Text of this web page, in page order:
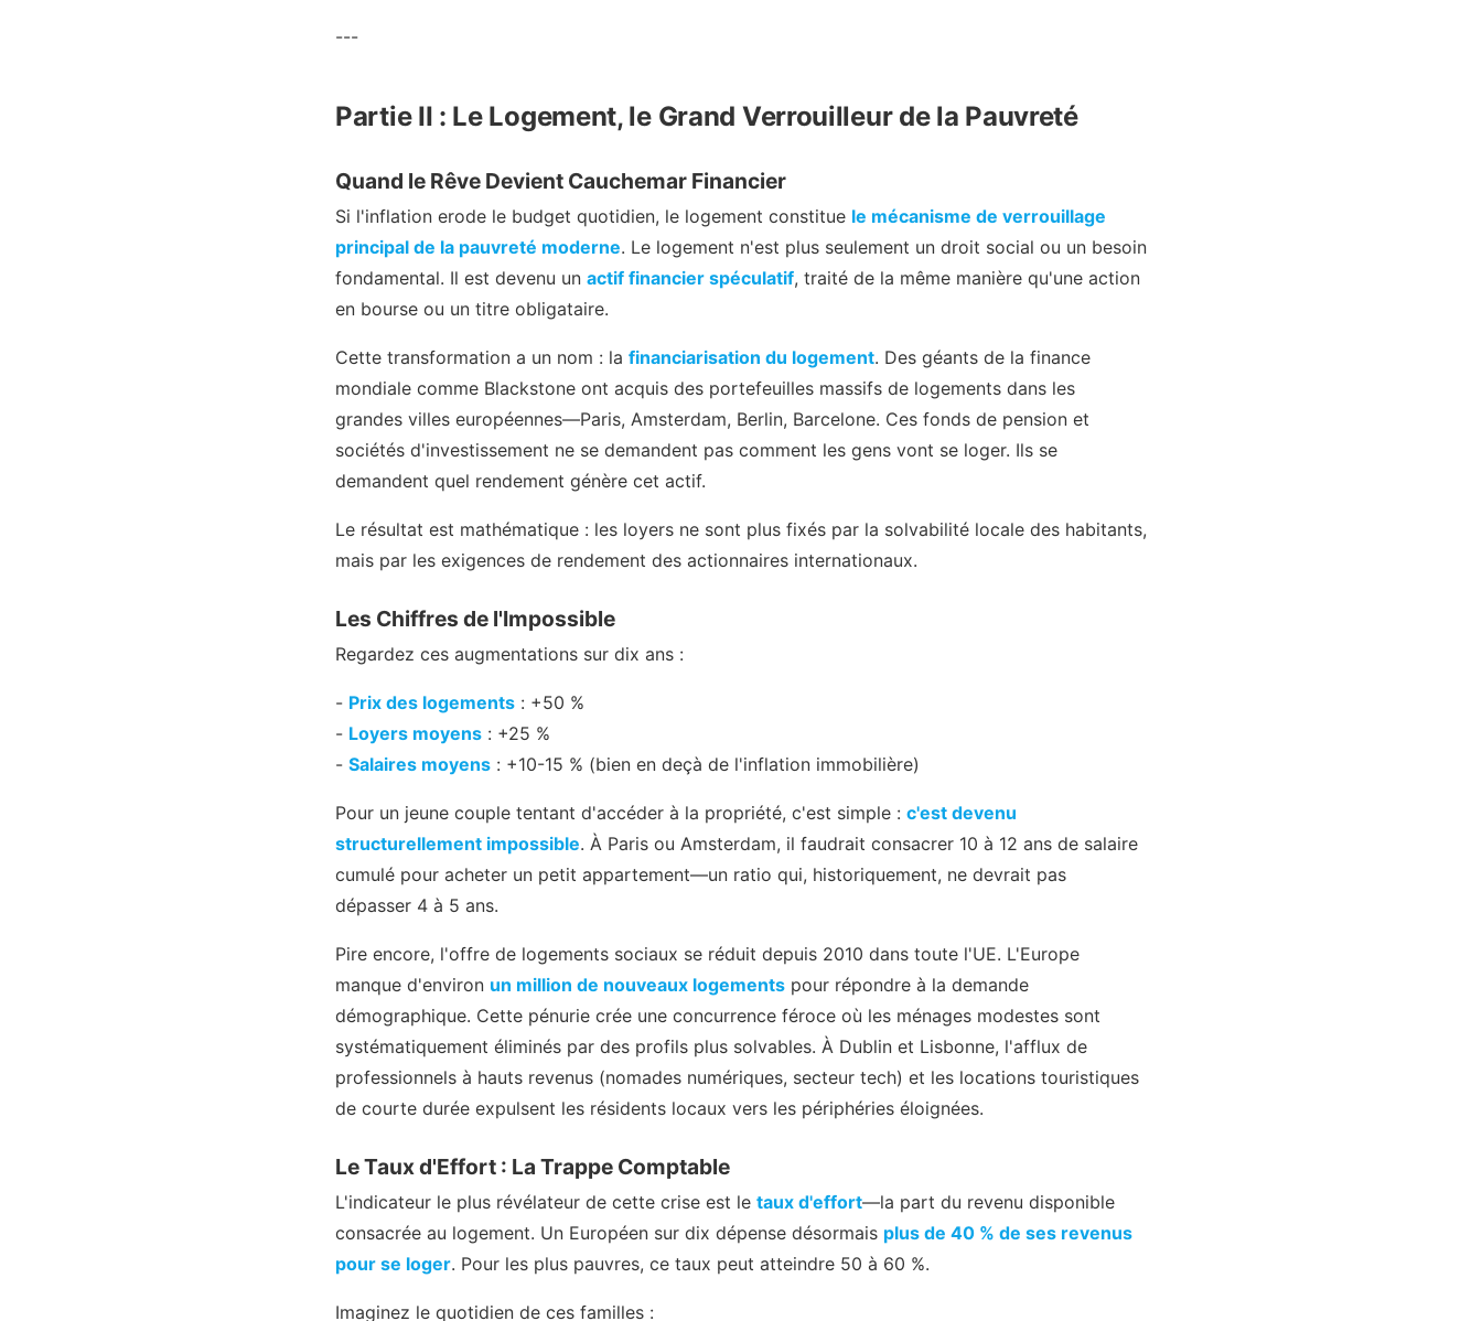
---
Partie II : Le Logement, le Grand Verrouilleur de la Pauvreté
Quand le Rêve Devient Cauchemar Financier
Si l'inflation erode le budget quotidien, le logement constitue le mécanisme de verrouillage
principal de la pauvreté moderne. Le logement n'est plus seulement un droit social ou un besoin
fondamental. Il est devenu un actif financier spéculatif, traité de la même manière qu'une action
en bourse ou un titre obligataire.
Cette transformation a un nom : la financiarisation du logement. Des géants de la finance
mondiale comme Blackstone ont acquis des portefeuilles massifs de logements dans les
grandes villes européennes—Paris, Amsterdam, Berlin, Barcelone. Ces fonds de pension et
sociétés d'investissement ne se demandent pas comment les gens vont se loger. Ils se
demandent quel rendement génère cet actif.
Le résultat est mathématique : les loyers ne sont plus fixés par la solvabilité locale des habitants,
mais par les exigences de rendement des actionnaires internationaux.
Les Chiffres de l'Impossible
Regardez ces augmentations sur dix ans :
- Prix des logements : +50 %
- Loyers moyens : +25 %
- Salaires moyens : +10-15 % (bien en deçà de l'inflation immobilière)
Pour un jeune couple tentant d'accéder à la propriété, c'est simple : c'est devenu
structurellement impossible. À Paris ou Amsterdam, il faudrait consacrer 10 à 12 ans de salaire
cumulé pour acheter un petit appartement—un ratio qui, historiquement, ne devrait pas
dépasser 4 à 5 ans.
Pire encore, l'offre de logements sociaux se réduit depuis 2010 dans toute l'UE. L'Europe
manque d'environ un million de nouveaux logements pour répondre à la demande
démographique. Cette pénurie crée une concurrence féroce où les ménages modestes sont
systématiquement éliminés par des profils plus solvables. À Dublin et Lisbonne, l'afflux de
professionnels à hauts revenus (nomades numériques, secteur tech) et les locations touristiques
de courte durée expulsent les résidents locaux vers les périphéries éloignées.
Le Taux d'Effort : La Trappe Comptable
L'indicateur le plus révélateur de cette crise est le taux d'effort—la part du revenu disponible
consacrée au logement. Un Européen sur dix dépense désormais plus de 40 % de ses revenus
pour se loger. Pour les plus pauvres, ce taux peut atteindre 50 à 60 %.
Imaginez le quotidien de ces familles :